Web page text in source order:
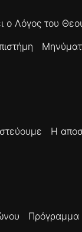
ο Λόγος του
Η
Πρόγραμμα